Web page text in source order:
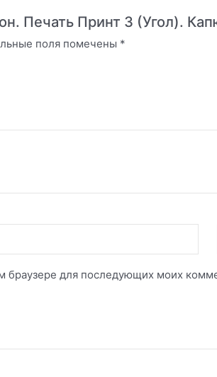
Печать Принт 3 (Угол).
поля помечены *
браузере для последующих моих